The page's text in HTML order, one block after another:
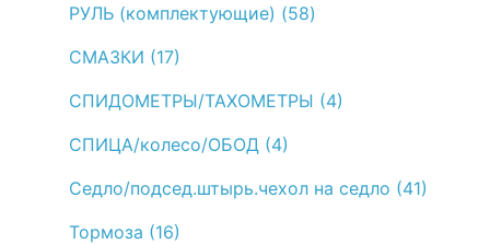
РУЛЬ (комплектующие) (58)
СМАЗКИ (17)
СПИДОМЕТРЫ/ТАХОМЕТРЫ (4)
СПИЦА/колесо/ОБОД (4)
Седло/подсед.штырь.чехол на седло (41)
Тормоза (16)